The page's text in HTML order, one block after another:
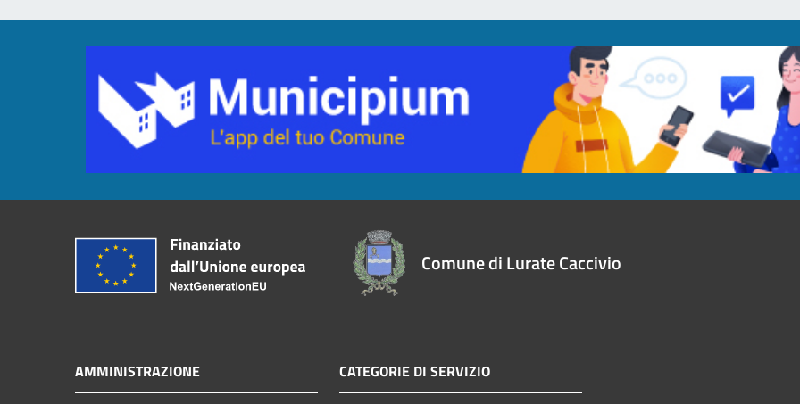
Comune di Lurate Caccivio
AMMINISTRAZIONE CATEGORIE DI SERVIZIO